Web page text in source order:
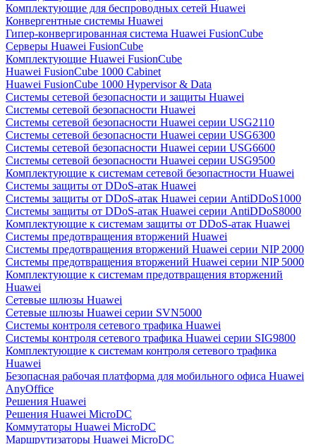
Комплектующие для беспроводных сетей Huawei
Конвергентные системы Huawei
Гипер-конвергированная система Huawei FusionCube
Серверы Huawei FusionCube
Комплектующие Huawei FusionCube
Huawei FusionCube 1000 Cabinet
Huawei FusionCube 1000 Hypervisor & Data
Системы сетевой безопасности и защиты Huawei
Системы сетевой безопасности Huawei
Системы сетевой безопасности Huawei серии USG2110
Системы сетевой безопасности Huawei серии USG6300
Системы сетевой безопасности Huawei серии USG6600
Системы сетевой безопасности Huawei серии USG9500
Комплектующие к системам сетевой безопастности Huawei
Системы защиты от DDoS-атак Huawei
Системы защиты от DDoS-атак Huawei серии AntiDDoS1000
Системы защиты от DDoS-атак Huawei серии AntiDDoS8000
Комплектующие к системам защиты от DDoS-атак Huawei
Системы предотвращения вторжений Huawei
Системы предотвращения вторжений Huawei серии NIP 2000
Системы предотвращения вторжений Huawei серии NIP 5000
Комплектующие к системам предотвращения вторжений
Huawei
Сетевые шлюзы Huawei
Сетевые шлюзы Huawei серии SVN5000
Системы контроля сетевого трафика Huawei
Системы контроля сетевого трафика Huawei серии SIG9800
Комплектующие к системам контроля сетевого трафика
Huawei
Безопасная рабочая платформа для мобильного офиса Huawei
AnyOffice
Решения Huawei
Решения Huawei MicroDC
Коммутаторы Huawei MicroDC
Маршрутизаторы Huawei MicroDC